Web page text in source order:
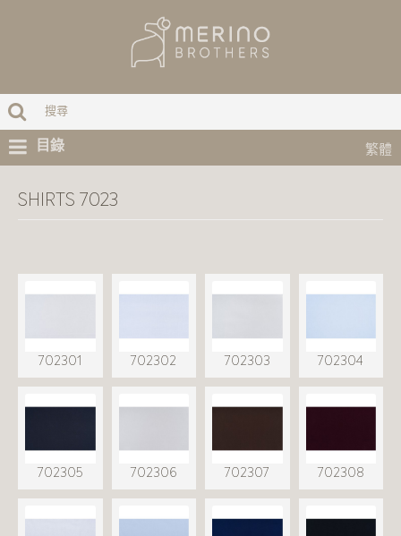
繁體
目錄
SHIRTS 7023
702301 702302 702303 702304
702305 702306 702307 702308